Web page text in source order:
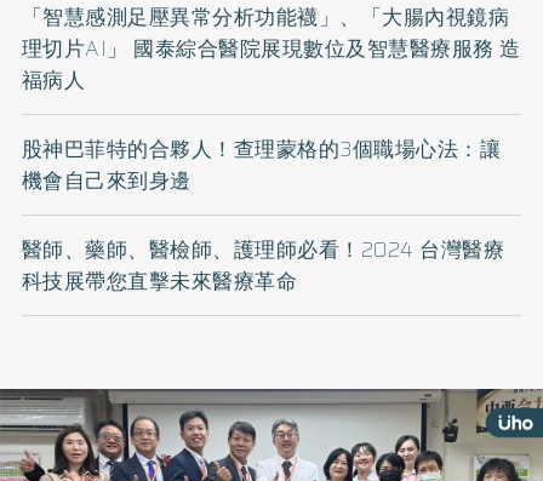
「智慧感測足壓異常分析功能襪」、「大腸內視鏡病
理切片AI」 國泰綜合醫院展現數位及智慧醫療服務 造
福病人
股神巴菲特的合夥人！查理蒙格的3個職場心法：讓
機會自己來到身邊
醫師、藥師、醫檢師、護理師必看！2024 台灣醫療
科技展帶您直擊未來醫療革命